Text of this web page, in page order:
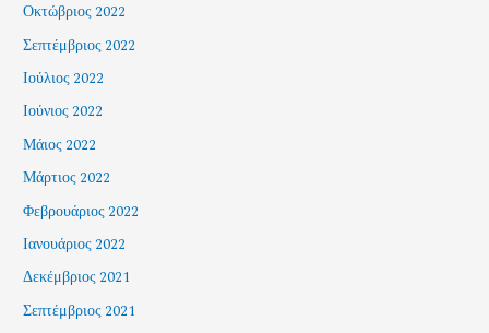
Οκτώβριος 2022
Σεπτέμβριος 2022
Ιούλιος 2022
Ιούνιος 2022
Μάιος 2022
Μάρτιος 2022
Φεβρουάριος 2022
Ιανουάριος 2022
Δεκέμβριος 2021
Σεπτέμβριος 2021